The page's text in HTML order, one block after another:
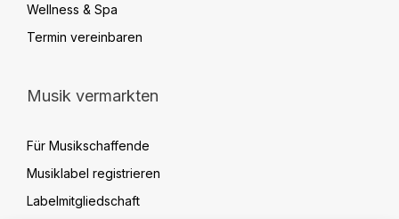
Wellness & Spa
Termin vereinbaren
Musik vermarkten
Für Musikschaffende
Musiklabel registrieren
Labelmitgliedschaft